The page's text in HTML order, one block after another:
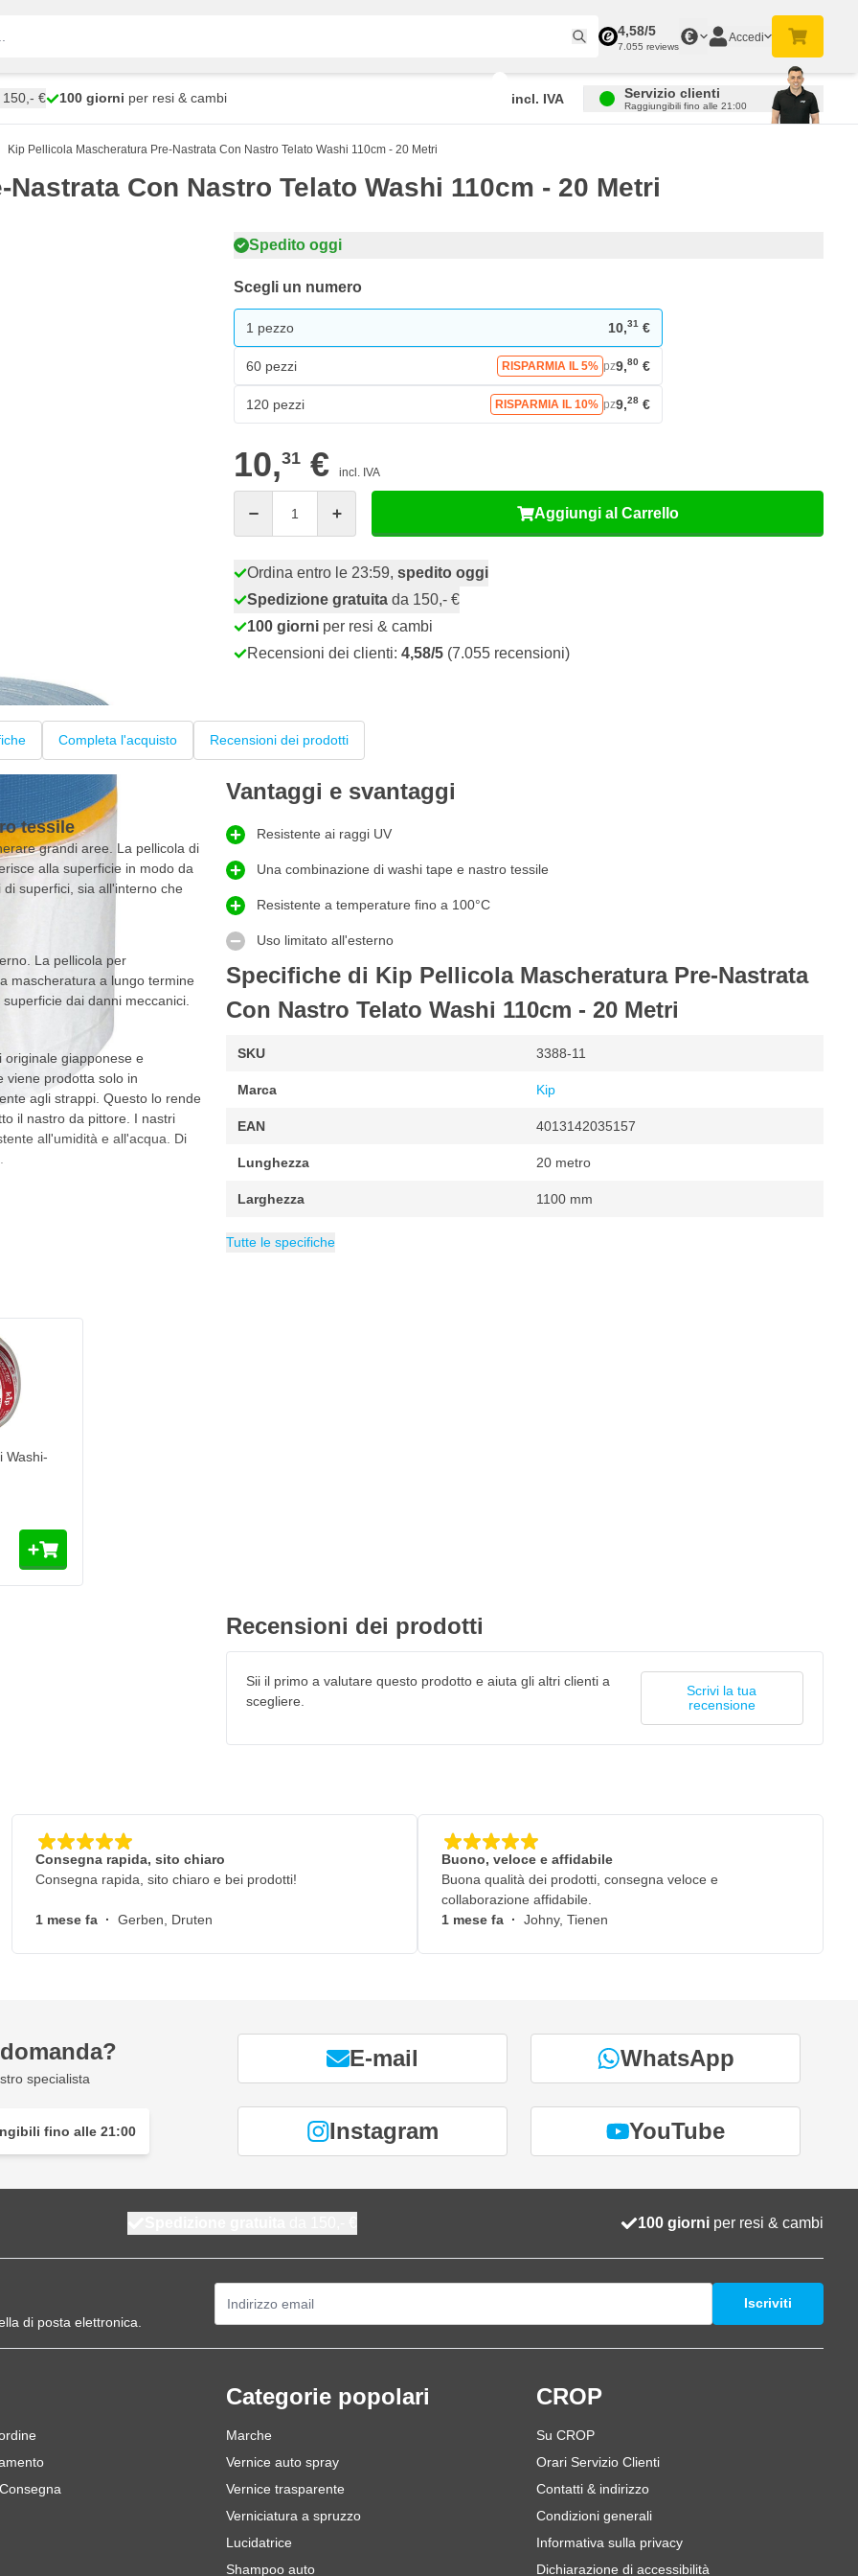
4,58/5
7.055 reviews
€ Accedi
150,- € 100 giorni per resi & cambi incl. IVA Servizio clienti
Raggiungibili fino alle 21:00
Kip Pellicola Mascheratura Pre-Nastrata Con Nastro Telato Washi 110cm - 20 Metri
Con Nastro Telato Washi 110cm - 20 Metri
Spedito oggi
Scegli un numero
1 pezzo 10,31 €
60 pezzi RISPARMIA IL 5% pz9,80 €
120 pezzi RISPARMIA IL 10% pz9,28 €
10,31 € incl. IVA
Aggiungi al Carrello
Ordina entro le 23:59, spedito oggi
Spedizione gratuita da 150,- €
100 giorni per resi & cambi
Recensioni dei clienti: 4,58/5 (7.055 recensioni)
Completa l'acquisto Recensioni dei prodotti
tessile
grandi aree. La pellicola di
alla superficie in modo da
superfici, sia all'interno che
La pellicola per
mascheratura a lungo termine
dai danni meccanici.
originale giapponese e
viene prodotta solo in
agli strappi. Questo lo rende
il nastro da pittore. I nastri
all'umidità e all'acqua. Di
applicazioni con elevati
Vantaggi e svantaggi
Resistente ai raggi UV
Una combinazione di washi tape e nastro tessile
Resistente a temperature fino a 100°C
Uso limitato all'esterno
Specifiche di Kip Pellicola Mascheratura Pre-Nastrata
Con Nastro Telato Washi 110cm - 20 Metri
SKU 3388-11
Marca Kip
EAN 4013142035157
Lunghezza 20 metro
Larghezza 1100 mm
Spessore 0.3 mm
Tape Type
Numero di micron
Categoria
Tutte le specifiche
Washi-
Recensioni dei prodotti
Sii il primo a valutare questo prodotto e aiuta gli altri clienti a
scegliere.
Scrivi la tua
recensione
Consegna rapida, sito chiaro
Consegna rapida, sito chiaro e bei prodotti!
1 mese fa · Gerben, Druten
Buono, veloce e affidabile
Buona qualità dei prodotti, consegna veloce e
collaborazione affidabile.
1 mese fa · Johny, Tienen
specialista
fino alle 21:00
E-mail WhatsApp
Instagram YouTube
100 giorni per resi & cambi
di posta elettronica.
Iscriviti
Categorie popolari
Marche
Vernice auto spray
Vernice trasparente
Verniciatura a spruzzo
Lucidatrice
Shampoo auto
CROP
Su CROP
Orari Servizio Clienti
Contatti & indirizzo
Condizioni generali
Informativa sulla privacy
Dichiarazione di accessibilità